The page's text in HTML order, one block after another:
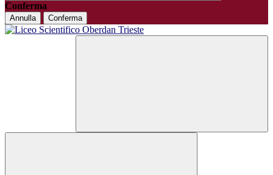
Conferma
Annulla Conferma